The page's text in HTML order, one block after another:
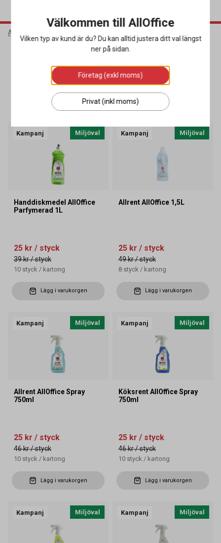
AllOffice
8 produkter
Kampanj Miljöval
Handdiskmedel AllOffice
Parfymerad 1L
25 kr / styck
39 kr/ styck
10 styck / kartong
Lägg i varukorgen
Kampanj Miljöval
Allrent AllOffice 1,5L
25 kr / styck
49 kr/ styck
8 styck / kartong
Lägg i varukorgen
Kampanj Miljöval
Allrent AllOffice Spray
750ml
25 kr / styck
46 kr/ styck
10 styck / kartong
Lägg i varukorgen
Kampanj Miljöval
Köksrent AllOffice Spray
750ml
25 kr / styck
46 kr/ styck
10 styck / kartong
Lägg i varukorgen
Kampanj Miljöval Kampanj Miljöval
Välkommen till AllOffice
Vilken typ av kund är du? Du kan alltid justera ditt val längst
ner på sidan.
Företag (exkl moms)
Privat (inkl moms)